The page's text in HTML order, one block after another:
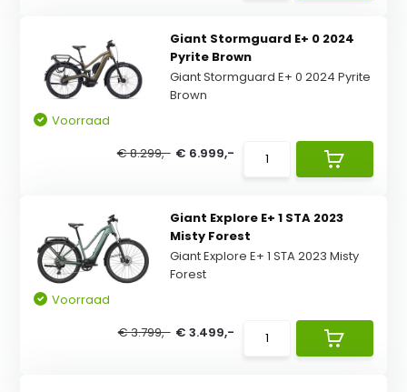
Giant Stormguard E+ 0 2024
Pyrite Brown
Giant Stormguard E+ 0 2024 Pyrite
Brown
Voorraad
€ 8.299,- € 6.999,-
Giant Explore E+ 1 STA 2023
Misty Forest
Giant Explore E+ 1 STA 2023 Misty
Forest
Voorraad
€ 3.799,- € 3.499,-